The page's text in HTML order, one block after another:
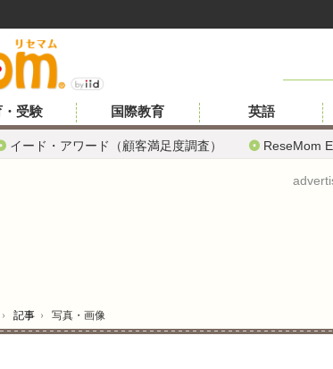
イード・アワード（顧客満足度調査） ReseMom
受験 国際教育 英語
› 記事 › 写真・画像